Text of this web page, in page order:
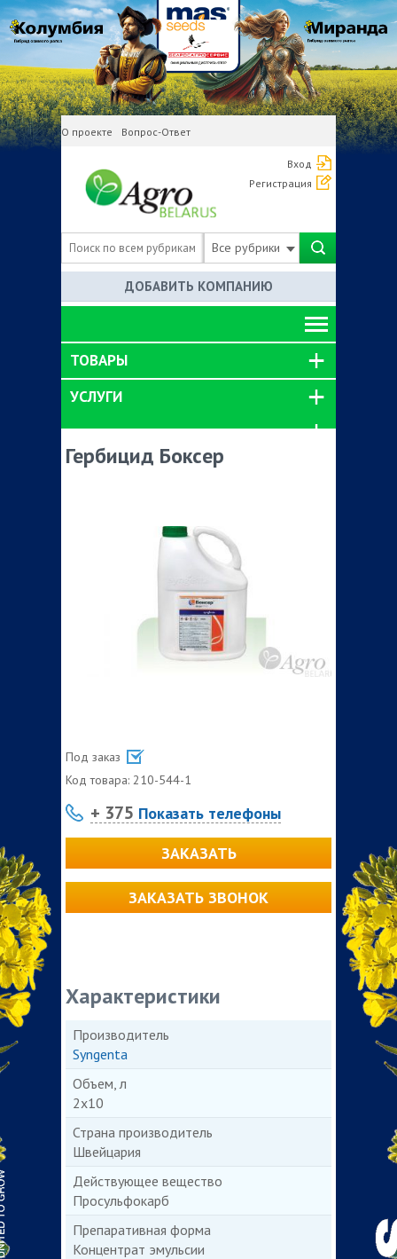
О проекте Вопрос-Ответ
Вход
Регистрация
Все рубрики
ДОБАВИТЬ КОМПАНИЮ
ТОВАРЫ
УСЛУГИ
Гербицид Боксер
Под заказ
Код товара: 210-544-1
+ 375 Показать телефоны
ЗАКАЗАТЬ
ЗАКАЗАТЬ ЗВОНОК
Характеристики
Производитель
Syngenta
Объем, л
2х10
Страна производитель
Швейцария
Действующее вещество
Просульфокарб
Препаративная форма
Концентрат эмульсии